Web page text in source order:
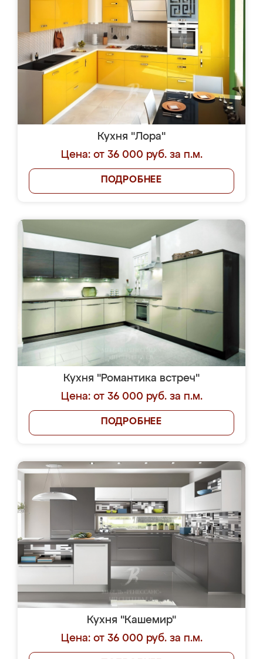
Кухня "Лора"
Цена: от 36 000 руб. за п.м.
ПОДРОБНЕЕ
Кухня "Романтика встреч"
Цена: от 36 000 руб. за п.м.
ПОДРОБНЕЕ
Кухня "Кашемир"
Цена: от 36 000 руб. за п.м.